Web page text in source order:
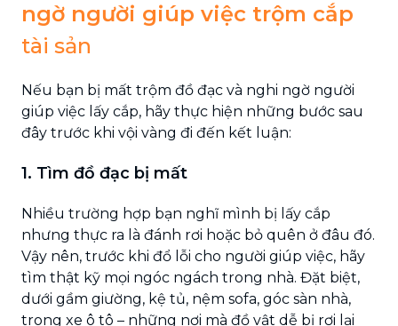
ngờ người giúp việc trộm cắp
tài sản
Nếu bạn bị mất trộm đồ đạc và nghi ngờ người
giúp việc lấy cắp, hãy thực hiện những bước sau
đây trước khi vội vàng đi đến kết luận:
1. Tìm đồ đạc bị mất
Nhiều trường hợp bạn nghĩ mình bị lấy cắp
nhưng thực ra là đánh rơi hoặc bỏ quên ở đâu đó.
Vậy nên, trước khi đổ lỗi cho người giúp việc, hãy
tìm thật kỹ mọi ngóc ngách trong nhà. Đặt biệt,
dưới gầm giường, kệ tủ, nệm sofa, góc sàn nhà,
trong xe ô tô – những nơi mà đồ vật dễ bị rơi lại